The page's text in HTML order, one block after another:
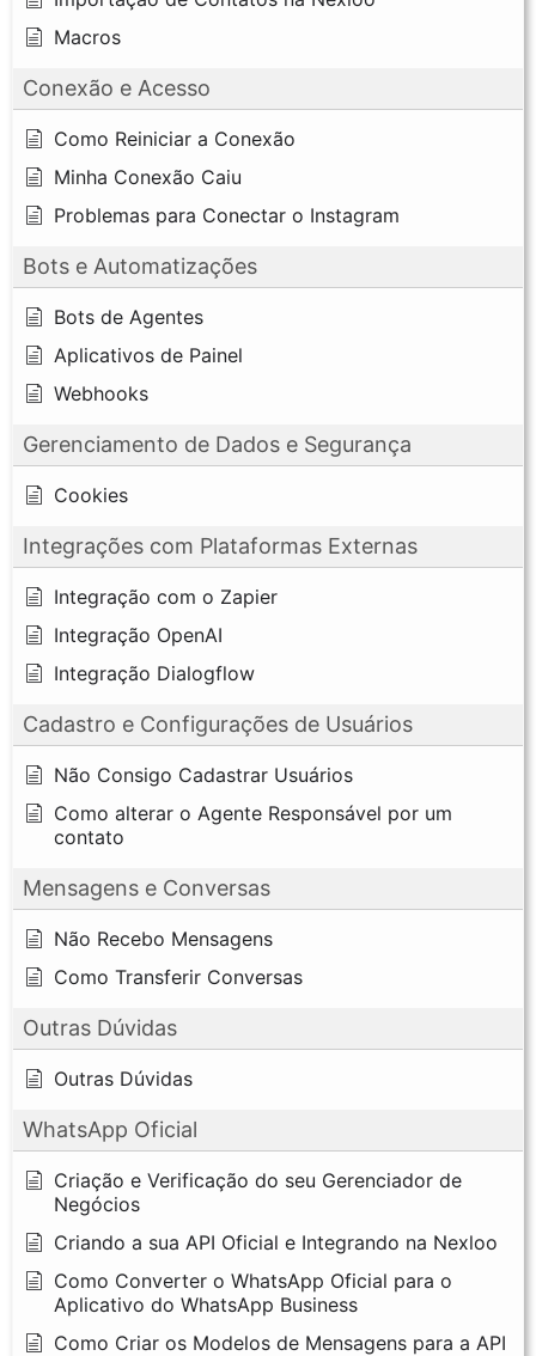
Macros
Conexão e Acesso
Como Reiniciar a Conexão
Minha Conexão Caiu
Problemas para Conectar o Instagram
Bots e Automatizações
Bots de Agentes
Aplicativos de Painel
Webhooks
Gerenciamento de Dados e Segurança
Cookies
Integrações com Plataformas Externas
Integração com o Zapier
Integração OpenAI
Integração Dialogflow
Cadastro e Configurações de Usuários
Não Consigo Cadastrar Usuários
Como alterar o Agente Responsável por um
contato
Mensagens e Conversas
Não Recebo Mensagens
Como Transferir Conversas
Outras Dúvidas
Outras Dúvidas
WhatsApp Oficial
Criação e Verificação do seu Gerenciador de
Negócios
Criando a sua API Oficial e Integrando na Nexloo
Como Converter o WhatsApp Oficial para o
Aplicativo do WhatsApp Business
Como Criar os Modelos de Mensagens para a API